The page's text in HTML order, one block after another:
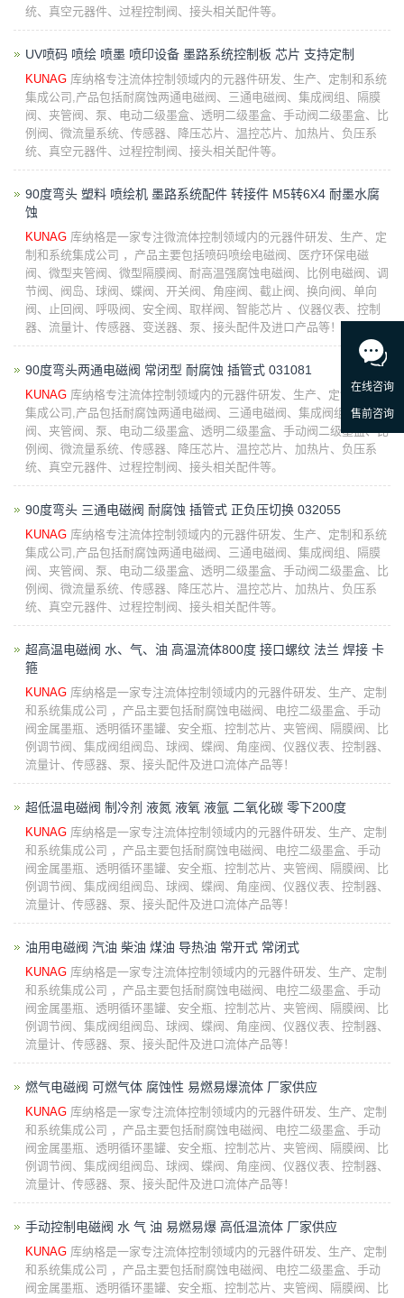
统、真空元器件、过程控制阀、接头相关配件等。
UV喷码 喷绘 喷墨 喷印设备 墨路系统控制板 芯片 支持定制
KUNAG 库纳格专注流体控制领域内的元器件研发、生产、定制和系统
集成公司,产品包括耐腐蚀两通电磁阀、三通电磁阀、集成阀组、隔膜
阀、夹管阀、泵、电动二级墨盒、透明二级墨盒、手动阀二级墨盒、比
例阀、微流量系统、传感器、降压芯片、温控芯片、加热片、负压系
统、真空元器件、过程控制阀、接头相关配件等。
90度弯头 塑料 喷绘机 墨路系统配件 转接件 M5转6X4 耐墨水腐
蚀
KUNAG 库纳格是一家专注微流体控制领域内的元器件研发、生产、定
制和系统集成公司 ，产品主要包括喷码喷绘电磁阀、医疗环保电磁
阀、微型夹管阀、微型隔膜阀、耐高温强腐蚀电磁阀、比例电磁阀、调
节阀、阀岛、球阀、蝶阀、开关阀、角座阀、截止阀、换向阀、单向
阀、止回阀、呼吸阀、安全阀、取样阀、智能芯片 、仪器仪表、控制
器、流量计、传感器、变送器、泵、接头配件及进口产品等！
90度弯头两通电磁阀 常闭型 耐腐蚀 插管式 031081
KUNAG 库纳格专注流体控制领域内的元器件研发、生产、定制和系统
集成公司,产品包括耐腐蚀两通电磁阀、三通电磁阀、集成阀组、隔膜
阀、夹管阀、泵、电动二级墨盒、透明二级墨盒、手动阀二级墨盒、比
例阀、微流量系统、传感器、降压芯片、温控芯片、加热片、负压系
统、真空元器件、过程控制阀、接头相关配件等。
90度弯头 三通电磁阀 耐腐蚀 插管式 正负压切换 032055
KUNAG 库纳格专注流体控制领域内的元器件研发、生产、定制和系统
集成公司,产品包括耐腐蚀两通电磁阀、三通电磁阀、集成阀组、隔膜
阀、夹管阀、泵、电动二级墨盒、透明二级墨盒、手动阀二级墨盒、比
例阀、微流量系统、传感器、降压芯片、温控芯片、加热片、负压系
统、真空元器件、过程控制阀、接头相关配件等。
超高温电磁阀 水、气、油 高温流体800度 接口螺纹 法兰 焊接 卡
箍
KUNAG 库纳格是一家专注流体控制领域内的元器件研发、生产、定制
和系统集成公司 ，产品主要包括耐腐蚀电磁阀、电控二级墨盒、手动
阀金属墨瓶、透明循环墨罐、安全瓶、控制芯片、夹管阀、隔膜阀、比
例调节阀、集成阀组阀岛、球阀、蝶阀、角座阀、仪器仪表、控制器、
流量计、传感器、泵、接头配件及进口流体产品等！
超低温电磁阀 制冷剂 液氮 液氧 液氩 二氧化碳 零下200度
KUNAG 库纳格是一家专注流体控制领域内的元器件研发、生产、定制
和系统集成公司 ，产品主要包括耐腐蚀电磁阀、电控二级墨盒、手动
阀金属墨瓶、透明循环墨罐、安全瓶、控制芯片、夹管阀、隔膜阀、比
例调节阀、集成阀组阀岛、球阀、蝶阀、角座阀、仪器仪表、控制器、
流量计、传感器、泵、接头配件及进口流体产品等！
油用电磁阀 汽油 柴油 煤油 导热油 常开式 常闭式
KUNAG 库纳格是一家专注流体控制领域内的元器件研发、生产、定制
和系统集成公司 ，产品主要包括耐腐蚀电磁阀、电控二级墨盒、手动
阀金属墨瓶、透明循环墨罐、安全瓶、控制芯片、夹管阀、隔膜阀、比
例调节阀、集成阀组阀岛、球阀、蝶阀、角座阀、仪器仪表、控制器、
流量计、传感器、泵、接头配件及进口流体产品等！
燃气电磁阀 可燃气体 腐蚀性 易燃易爆流体 厂家供应
KUNAG 库纳格是一家专注流体控制领域内的元器件研发、生产、定制
和系统集成公司 ，产品主要包括耐腐蚀电磁阀、电控二级墨盒、手动
阀金属墨瓶、透明循环墨罐、安全瓶、控制芯片、夹管阀、隔膜阀、比
例调节阀、集成阀组阀岛、球阀、蝶阀、角座阀、仪器仪表、控制器、
流量计、传感器、泵、接头配件及进口流体产品等！
手动控制电磁阀 水 气 油 易燃易爆 高低温流体 厂家供应
KUNAG 库纳格是一家专注流体控制领域内的元器件研发、生产、定制
和系统集成公司 ，产品主要包括耐腐蚀电磁阀、电控二级墨盒、手动
阀金属墨瓶、透明循环墨罐、安全瓶、控制芯片、夹管阀、隔膜阀、比